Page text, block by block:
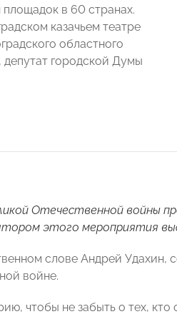
в 60 странах.
казачьем театре
областного
городской Думы
Отечественной войны
этого мероприятия
слове Андрей Удахин,
войне.
чтобы не забыть о тех,